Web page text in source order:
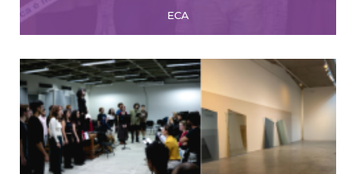
ECA